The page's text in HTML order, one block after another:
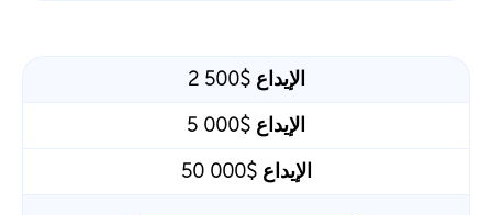
الإيداع $2 500
الإيداع $5 000
الإيداع $50 000